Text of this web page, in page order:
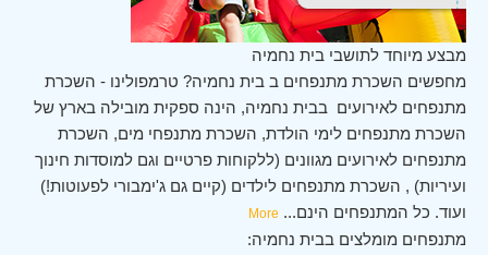
מבצע מיוחד לתושבי בית נחמיה
מחפשים השכרת מתנפחים ב בית נחמיה? טרמפולינו - השכרת
מתנפחים לאירועים בבית נחמיה, הינה ספקית מובילה בארץ של
השכרת מתנפחים לימי הולדת, השכרת מתנפחי מים, השכרת
מתנפחים לאירועים מגוונים (ללקוחות פרטיים וגם למוסדות חינוך
ועיריות) , השכרת מתנפחים לילדים (קיים גם ג'ימבורי לפעוטות!)
ועוד. כל המתנפחים הינם...
More
מתנפחים מומלצים בבית נחמיה: